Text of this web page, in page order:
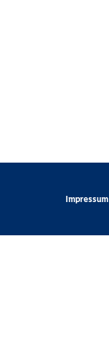
Impressum